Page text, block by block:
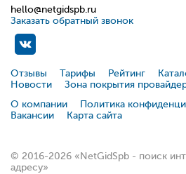
hello@netgidspb.ru
Заказать обратный звонок
Отзывы Тарифы Рейтинг
Новости
Зона покрытия
О компании
Политика
Вакансии
Карта сайта
© 2016-2026 «NetGidSpb - поиск
адресу»